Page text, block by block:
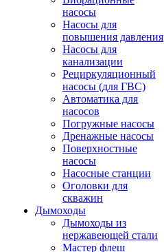
насосы
Насосы для
повышения давления
Насосы для
канализации
Рециркуляционный
насосы (для ГВС)
Автоматика для
насосов
Погружные насосы
Дренажные насосы
Поверхностные
насосы
Насосные станции
Оголовки для
скважин
Дымоходы
Дымоходы из
нержавеющей стали
Мастер флеш